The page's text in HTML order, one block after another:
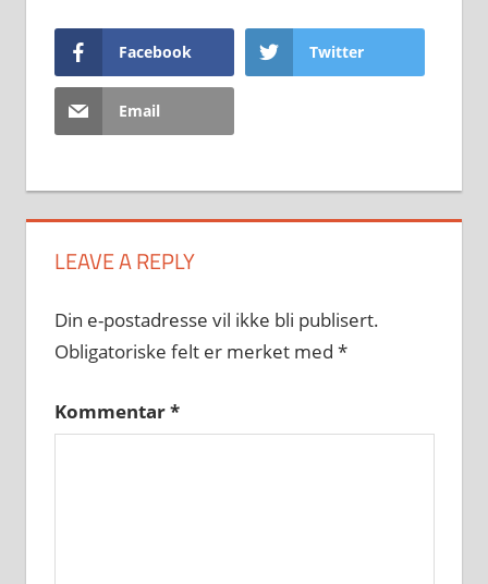
Facebook Twitter
Email
LEAVE A REPLY
Din e-postadresse vil ikke bli publisert.
Obligatoriske felt er merket med *
Kommentar*